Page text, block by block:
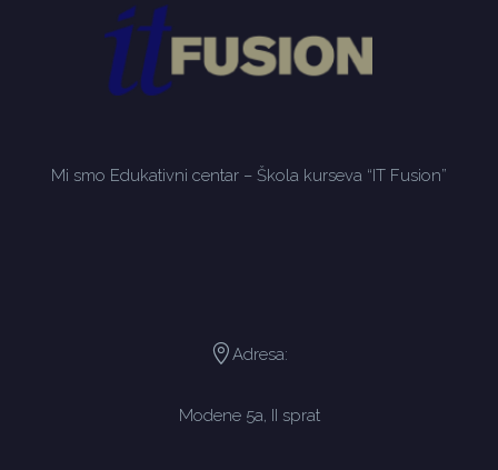
Mi smo Edukativni centar – Škola kurseva “IT Fusion”
Adresa:
Modene 5a, II sprat